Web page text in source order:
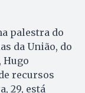
palestra do
da União, do
Hugo
recursos
29, está